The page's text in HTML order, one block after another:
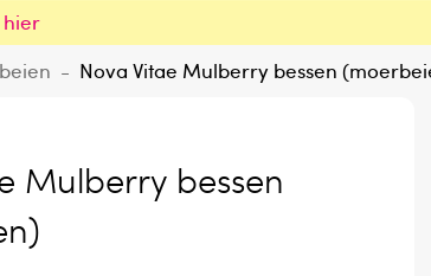
hier
- Nova Vitae Mulberry bessen
Mulberry bessen